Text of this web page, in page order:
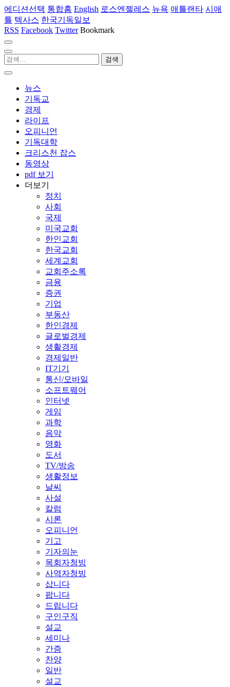
에디션선택 통합홈 English 로스엔젤레스 뉴욕 애틀랜타 시애
틀 텍사스 한국기독일보
RSS Facebook Twitter Bookmark
뉴스
기독교
경제
라이프
오피니언
기독대학
크리스천 잡스
동영상
pdf 보기
더보기
정치
사회
국제
미국교회
한인교회
한국교회
세계교회
교회주소록
금융
증권
기업
부동산
한인경제
글로벌경제
생활경제
경제일반
IT기기
통신/모바일
소프트웨어
인터넷
게임
과학
음악
영화
도서
TV/방송
생활정보
날씨
사설
칼럼
시론
오피니언
기고
기자의눈
목회자청빙
사역자청빙
삽니다
팝니다
드립니다
구인구직
설교
세미나
간증
찬양
일반
설교